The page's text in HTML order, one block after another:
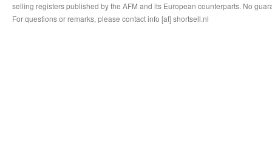
selling registers published by the AFM and its European counterparts. No
For questions or remarks, please contact info [at] shortsell.nl